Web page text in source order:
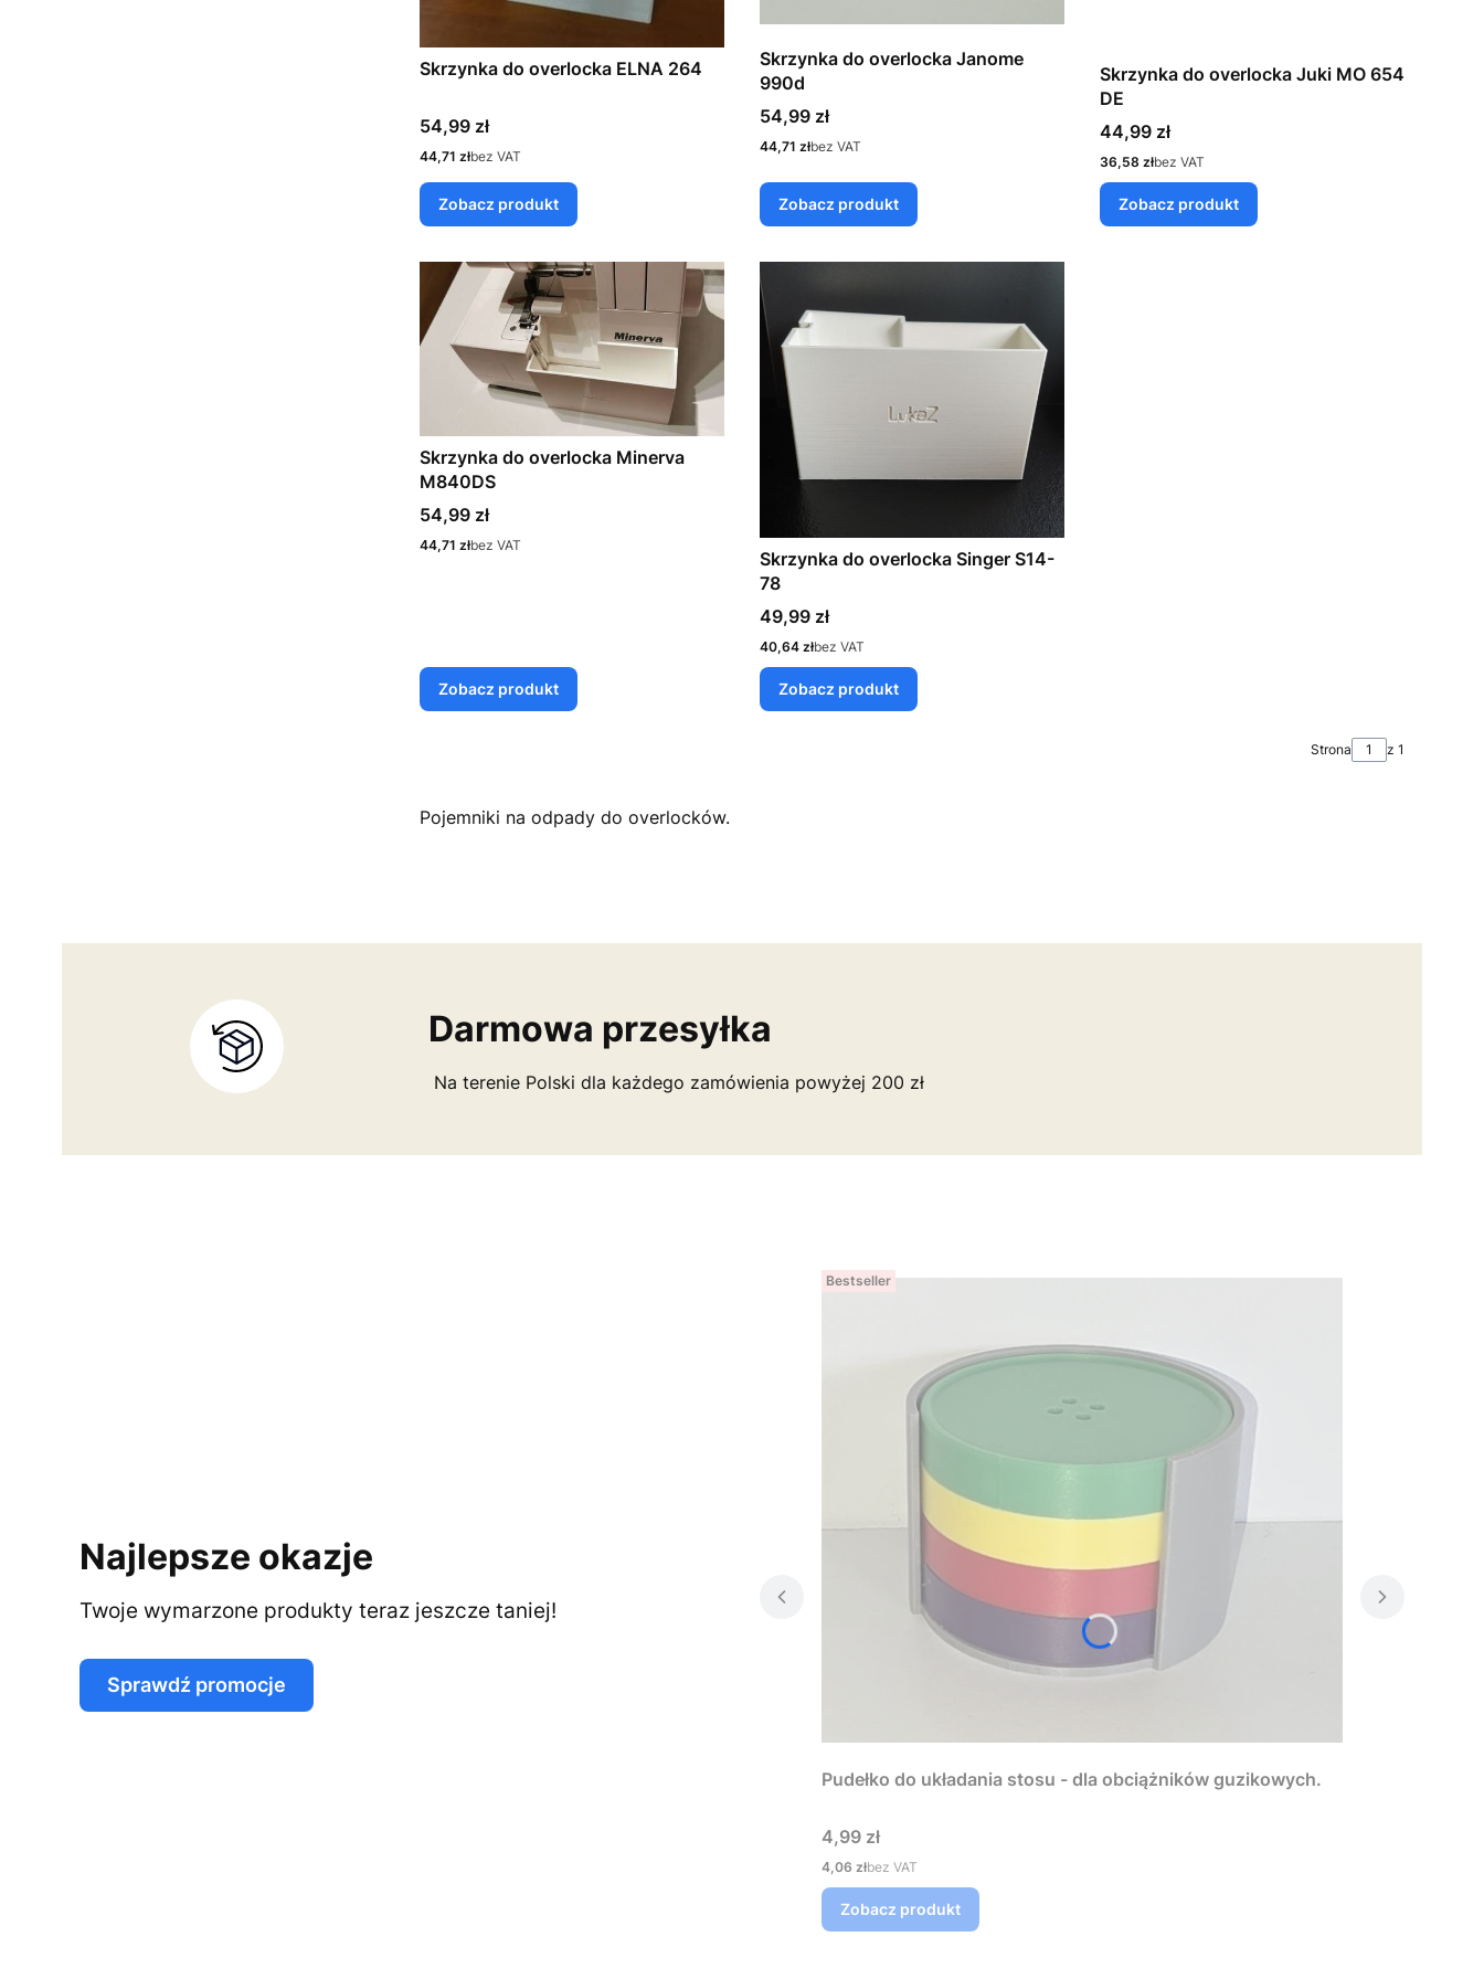
Skrzynka do overlocka ELNA 264
Cena
54,99 zł
Cena
44,71 złbez VAT
Zobacz produkt
Skrzynka do overlocka Janome
990d
Cena
54,99 zł
Cena
44,71 złbez VAT
Zobacz produkt
Skrzynka do overlocka Juki MO 654
DE
Cena
44,99 zł
Cena
36,58 złbez VAT
Zobacz produkt
Skrzynka do overlocka Minerva
M840DS
Cena
54,99 zł
Cena
44,71 złbez VAT
Zobacz produkt
Skrzynka do overlocka Singer S14-
78
Cena
49,99 zł
Cena
40,64 złbez VAT
Zobacz produkt
Strona z 1
Pojemniki na odpady do overlocków.
Darmowa przesyłka
Na terenie Polski dla każdego zamówienia powyżej 200 zł
Najlepsze okazje
Twoje wymarzone produkty teraz jeszcze taniej!
Sprawdź promocje
Bestseller
Pudełko do układania stosu - dla obciążników guzikowych.
Cena
4,99 zł
Cena
4,06 złbez VAT
Zobacz produkt